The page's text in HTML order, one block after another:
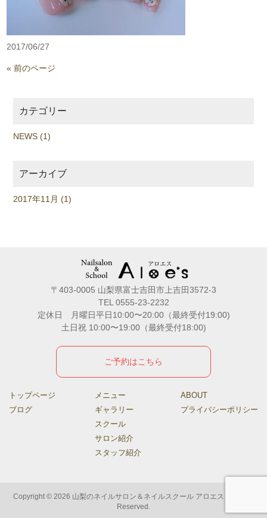
2017/06/27
« 前のページ
カテゴリー
NEWS (1)
アーカイブ
2017年11月 (1)
〒403-0005 山梨県富士吉田市上吉田3572-3
TEL 0555-23-2232
定休日 月曜日平日10:00〜20:00（最終受付19:00)
土日祝 10:00〜19:00（最終受付18:00)
ご予約はこちら
トップページ
ブログ
メニュー
ギャラリー
スクール
サロン紹介
スタッフ紹介
ABOUT
プライバシーポリシー
Copyright © 2026 山梨のネイルサロン＆ネイルスクール アロエス All rights
Reserved.